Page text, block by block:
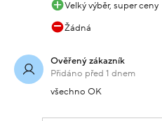
Velký výběr, super ceny
Žádná
Ověřený zákazník
Přidáno před 1 dnem
všechno OK